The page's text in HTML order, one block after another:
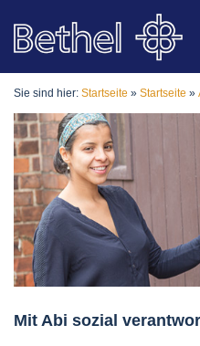
Sie sind hier: Startseite » Startseite »
Mit Abi sozial